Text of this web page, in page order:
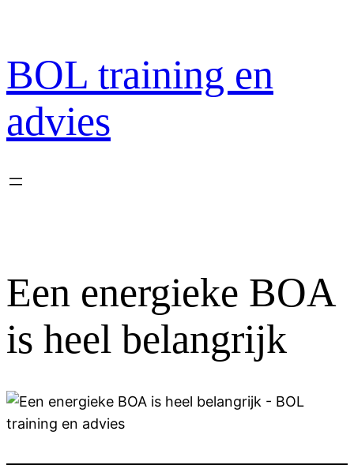
de
inhoud
BOL training en
advies
Een energieke BOA
is heel belangrijk